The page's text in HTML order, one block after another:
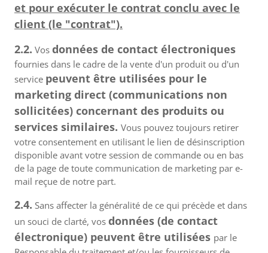
et pour exécuter le contrat conclu avec le
client (le "contrat").
2.2. Vos données de contact électroniques
fournies dans le cadre de la vente d'un produit ou d'un
service peuvent être utilisées pour le
marketing direct (communications non
sollicitées) concernant des produits ou
services similaires. Vous pouvez toujours retirer
votre consentement en utilisant le lien de désinscription
disponible avant votre session de commande ou en bas
de la page de toute communication de marketing par e-
mail reçue de notre part.
2.4. Sans affecter la généralité de ce qui précède et dans
un souci de clarté, vos données (de contact
électronique) peuvent être utilisées par le